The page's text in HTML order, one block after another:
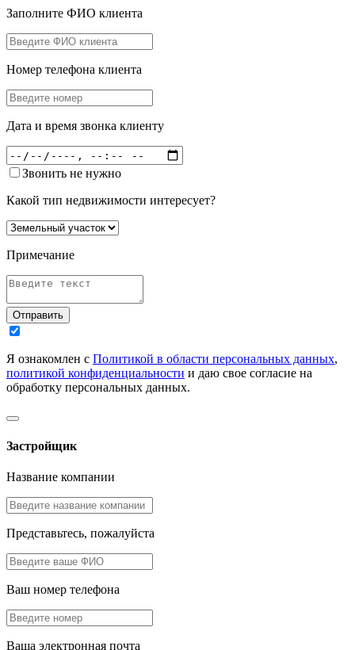
Заполните ФИО клиента
Номер телефона клиента
Дата и время звонка клиенту
Звонить не нужно
Какой тип недвижимости интересует?
Примечание
Отправить
Я ознакомлен с Политикой в области персональных данных,
политикой конфиденциальности и даю свое согласие на
обработку персональных данных.
Застройщик
Название компании
Представьтесь, пожалуйста
Ваш номер телефона
Ваша электронная почта